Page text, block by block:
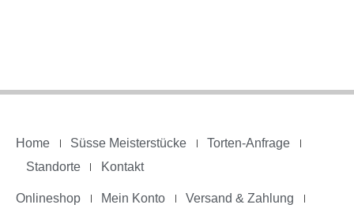
Home Süsse Meisterstücke
Torten-Anfrage
Standorte
Kontakt
Onlineshop Mein Konto
Versand & Zahlung